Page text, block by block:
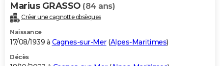
Marius GRASSO (84 ans)
Créer une cagnotte obsèques
Naissance
17/08/1939 à Cagnes-sur-Mer(Alpes-Maritimes)
Décès